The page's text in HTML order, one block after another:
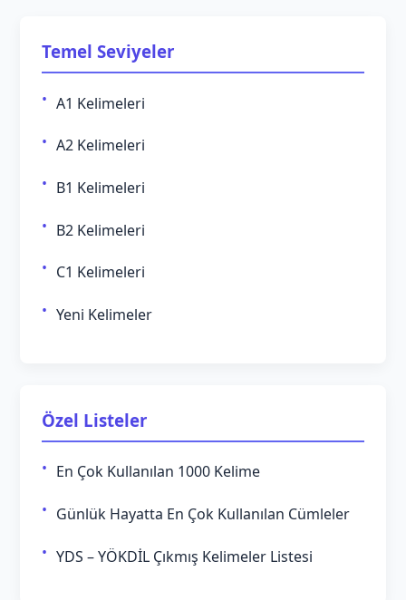
Temel Seviyeler
A1 Kelimeleri
A2 Kelimeleri
B1 Kelimeleri
B2 Kelimeleri
C1 Kelimeleri
Yeni Kelimeler
Özel Listeler
En Çok Kullanılan 1000 Kelime
Günlük Hayatta En Çok Kullanılan Cümleler
YDS – YÖKDİL Çıkmış Kelimeler Listesi